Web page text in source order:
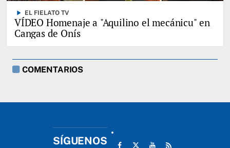
play_arrow EL FIELATO TV
VÍDEO Homenaje a "Aquilino el mecánicu" en
Cangas de Onís
COMENTARIOS
SÍGUENOS